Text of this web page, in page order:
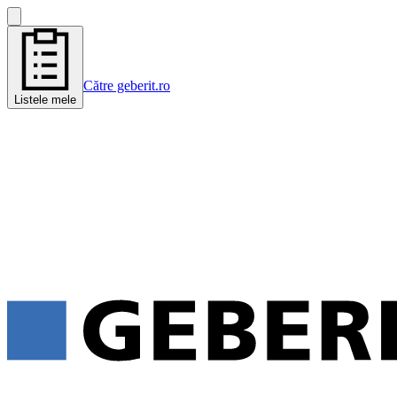
Listele mele
Către geberit.ro